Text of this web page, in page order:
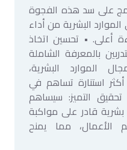
على سد هذه الفجوة
البشرية من أداء
أعلى. • تحسين اتخاذ
بالمعرفة الشاملة
الموارد البشرية،
استنارة تساهم في
التميز: سيساهم
بشرية قادر على مواكبة
الأعمال، مما يمنح